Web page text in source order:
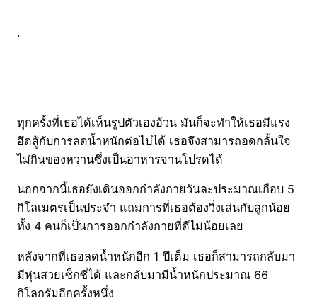
.
ทุกครั้งที่เธอได้เห็นรูปตัวเองอ้วน มันก็จะทำให้เธอมีแรง
ฮึดสู้กับการลดน้ำหนักต่อไปได้ เธอจึงสามารถอดกลั้นใจ
ไม่กินของหวานซึ่งเป็นอาหารจานโปรดได้
นอกจากนี้เธอยังเดินออกกำลังกายวันละประมาณเกือบ 5
กิโลเมตรเป็นประจำ แถมการที่เธอต้องวิ่งเล่นกับลูกน้อย
ทั้ง 4 คนก็เป็นการออกกำลังกายที่ดีไม่น้อยเลย
หลังจากที่เธอลดน้ำหนักอีก 1 ปีเต็ม เธอก็สามารถกลับมา
มีหุ่นสวยเซ็กซี่ได้ และกลับมามีน้ำหนักประมาณ 66
กิโลกรัมอีกครั้งหนึ่ง